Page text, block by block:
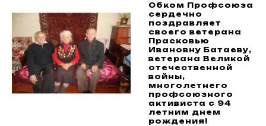
Обком Профсоюза
сердечно
поздравляет
своего ветерана
Прасковью
Ивановну Батаеву,
ветерана Великой
отечественной
войны,
многолетнего
профсоюзного
активиста с 94
летним днем
рождения!